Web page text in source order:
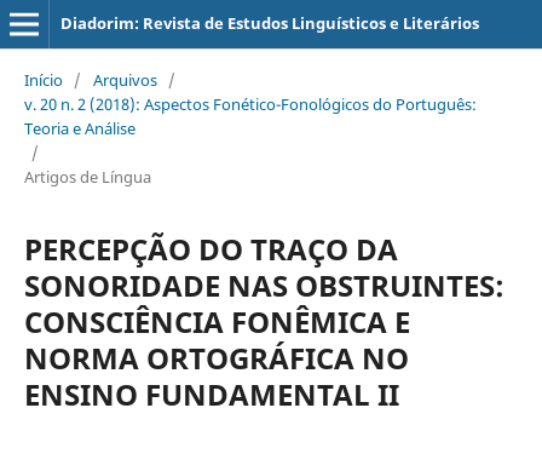
Diadorim: Revista de Estudos Linguísticos e Literários
Início / Arquivos /
v. 20 n. 2 (2018): Aspectos Fonético-Fonológicos do Português:
Teoria e Análise
/
Artigos de Língua
PERCEPÇÃO DO TRAÇO DA
SONORIDADE NAS OBSTRUINTES:
CONSCIÊNCIA FONÊMICA E
NORMA ORTOGRÁFICA NO
ENSINO FUNDAMENTAL II